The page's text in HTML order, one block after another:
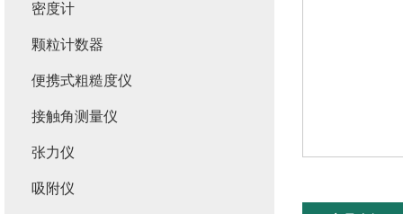
密度计
颗粒计数器
便携式粗糙度仪
接触角测量仪
张力仪
吸附仪